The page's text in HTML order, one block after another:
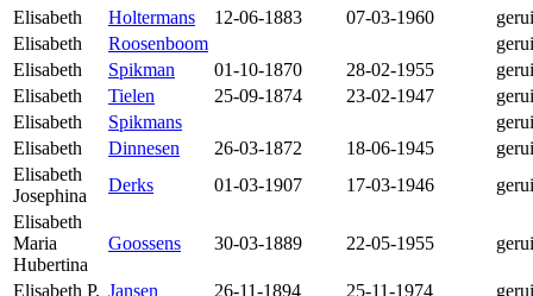
Elisabeth
Holtermans 12-06-1883 07-03-1960
Elisabeth
Roosenboom
Elisabeth
Spikman 01-10-1870 28-02-1955
Elisabeth
Tielen 25-09-1874 23-02-1947
Elisabeth
Spikmans
Elisabeth
Dinnesen 26-03-1872 18-06-1945
Elisabeth
Josephina
Derks 01-03-1907 17-03-1946
Elisabeth
Maria
Hubertina
Goossens 30-03-1889 22-05-1955
Elisabeth P. Jansen 26-11-1894 25-11-1974